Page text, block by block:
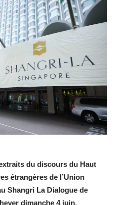
du discours du Haut
étrangères de l’Union
Shangri La Dialogue de
dimanche 4 juin.